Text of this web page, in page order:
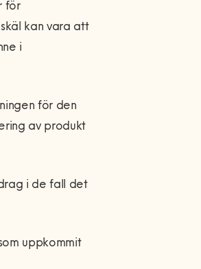
för
kan vara att
i
för den
av produkt
i de fall det
uppkommit